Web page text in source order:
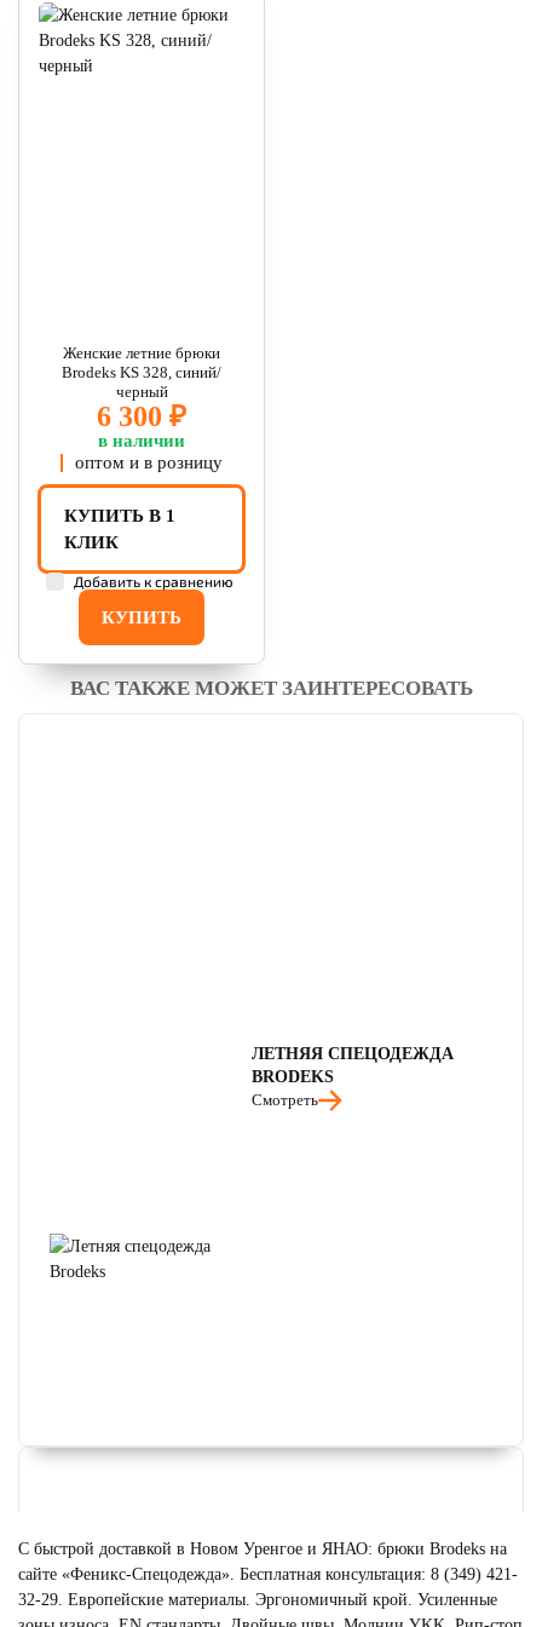
Женские летние брюки
Brodeks KS 328, синий/
черный
6 300 ₽
в наличии
оптом и в розницу
КУПИТЬ
КУПИТЬ В 1
КЛИК
Добавить к сравнению
ВАС ТАКЖЕ МОЖЕТ ЗАИНТЕРЕСОВАТЬ
ЛЕТНЯЯ СПЕЦОДЕЖДА
BRODEKS
Смотреть
С быстрой доставкой в Новом Уренгое и ЯНАО: брюки Brodeks на
сайте «Феникс-Спецодежда». Бесплатная консультация: 8 (349) 421-
32-29. Европейские материалы. Эргономичный крой. Усиленные